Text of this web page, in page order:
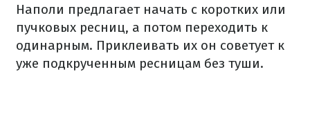
Наполи предлагает начать с коротких или
пучковых ресниц, а потом переходить к
одинарным. Приклеивать их он советует к
уже подкрученным ресницам без туши.